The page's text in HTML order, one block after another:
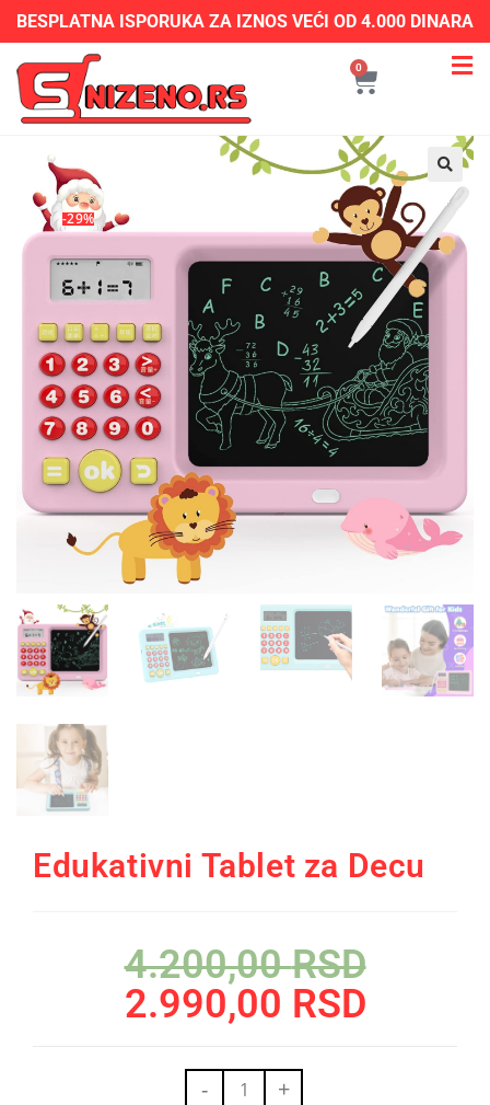
BESPLATNA ISPORUKA ZA IZNOS VEĆI OD 4.000 DINARA
0
-29%
Edukativni Tablet za Decu
4.200,00RSD
2.990,00 RSD
- +